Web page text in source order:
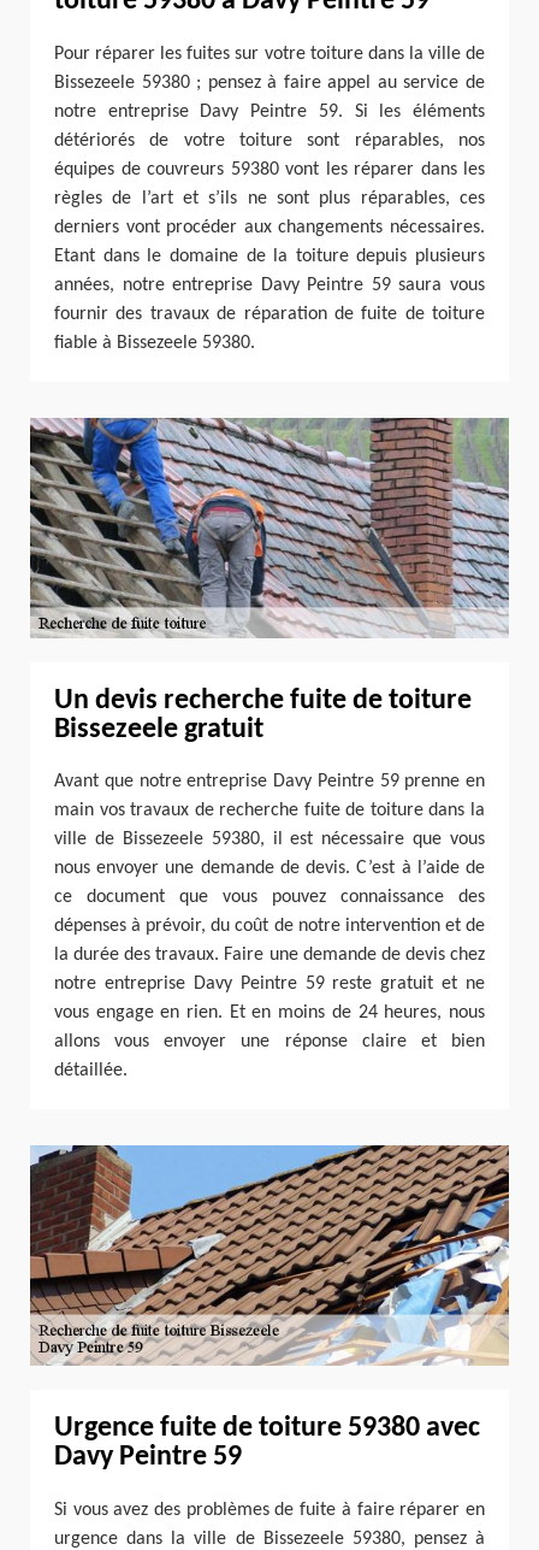
Pour réparer les fuites sur votre toiture dans la ville de
Bissezeele 59380 ; pensez à faire appel au service de
notre entreprise Davy Peintre 59. Si les éléments
détériorés de votre toiture sont réparables, nos
équipes de couvreurs 59380 vont les réparer dans les
règles de l’art et s’ils ne sont plus réparables, ces
derniers vont procéder aux changements nécessaires.
Etant dans le domaine de la toiture depuis plusieurs
années, notre entreprise Davy Peintre 59 saura vous
fournir des travaux de réparation de fuite de toiture
fiable à Bissezeele 59380.
Un devis recherche fuite de toiture
Bissezeele gratuit
Avant que notre entreprise Davy Peintre 59 prenne en
main vos travaux de recherche fuite de toiture dans la
ville de Bissezeele 59380, il est nécessaire que vous
nous envoyer une demande de devis. C’est à l’aide de
ce document que vous pouvez connaissance des
dépenses à prévoir, du coût de notre intervention et de
la durée des travaux. Faire une demande de devis chez
notre entreprise Davy Peintre 59 reste gratuit et ne
vous engage en rien. Et en moins de 24 heures, nous
allons vous envoyer une réponse claire et bien
détaillée.
Urgence fuite de toiture 59380 avec
Davy Peintre 59
Si vous avez des problèmes de fuite à faire réparer en
urgence dans la ville de Bissezeele 59380, pensez à